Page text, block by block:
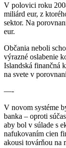
V polovici roku
miliárd eur, z
sektor. Na
eur.
Občania neboli
výrazné oslabenie
Islandská finančná
na svete v
—-
V novom systéme
banka – oproti
aby bol v súlade s
nafukovaním cien
akousi továrňou na